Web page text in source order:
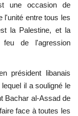
une occasion de
l'unité entre tous les
la Palestine, et la
de l'agression
président libanais
il a souligné le
Bachar al-Assad de
face à toutes les